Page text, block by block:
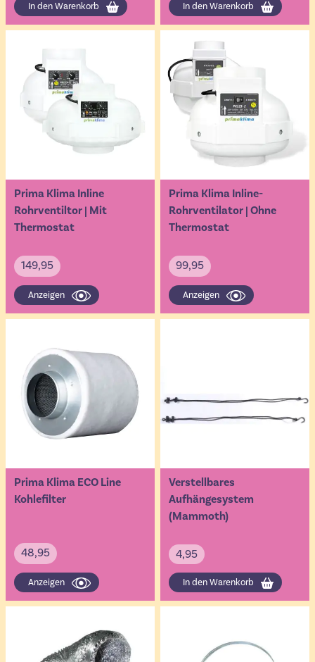
In den Warenkorb In den Warenkorb
Prima Klima Inline
Rohrventiltor | Mit
Thermostat
149,95
Anzeigen
Prima Klima Inline-
Rohrventilator | Ohne
Thermostat
99,95
Anzeigen
Prima Klima ECO Line
Kohlefilter
48,95
Anzeigen
Verstellbares
Aufhängesystem
(Mammoth)
4,95
In den Warenkorb